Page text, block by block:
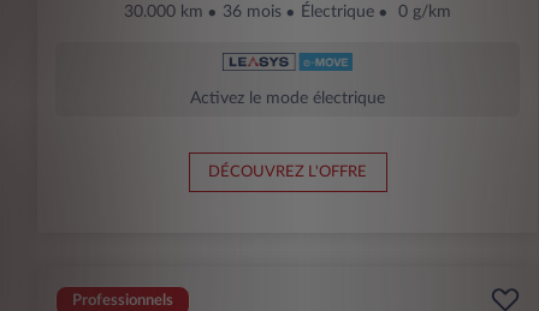
30.000 km 36 mois Électrique 0 g/km
Activez le mode électrique
DÉCOUVREZ L'OFFRE
Professionnels